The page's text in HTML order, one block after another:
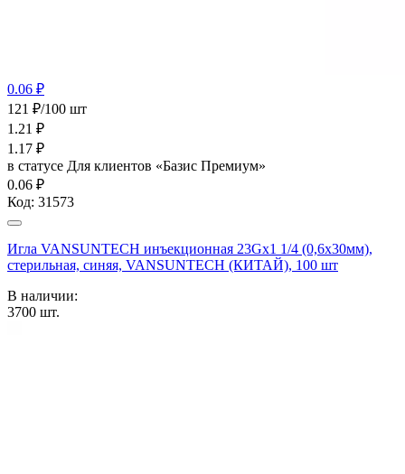
0.06 ₽
121 ₽/100 шт
1.21 ₽
1.17 ₽
в статусе Для клиентов «Базис Премиум»
0.06 ₽
Код: 31573
Игла VANSUNTECH инъекционная 23Gх1 1/4 (0,6х30мм),
стерильная, синяя, VANSUNTECH (КИТАЙ), 100 шт
В наличии:
3700 шт.